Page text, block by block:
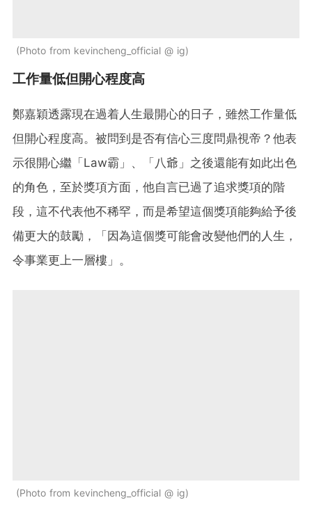
Photo from kevincheng_official @ ig
工作量低但開心程度高
鄭嘉穎透露現在過着人生最開心的日子，雖然工作量低
但開心程度高。被問到是否有信心三度問鼎視帝？他表
示很開心繼「Law霸」、「八爺」之後還能有如此出色
的角色，至於獎項方面，他自言已過了追求獎項的階
段，這不代表他不稀罕，而是希望這個獎項能夠給予後
備更大的鼓勵，「因為這個獎可能會改變他們的人生，
令事業更上一層樓」。
Photo from kevincheng_official @ ig